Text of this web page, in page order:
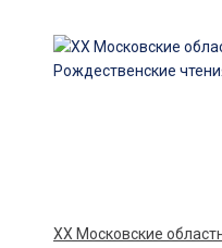
XX Московские областные образовательные